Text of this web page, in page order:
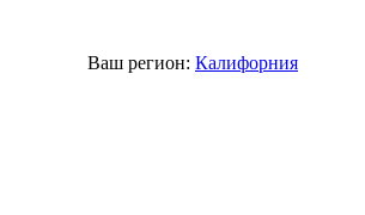
Ваш регион: Калифорния